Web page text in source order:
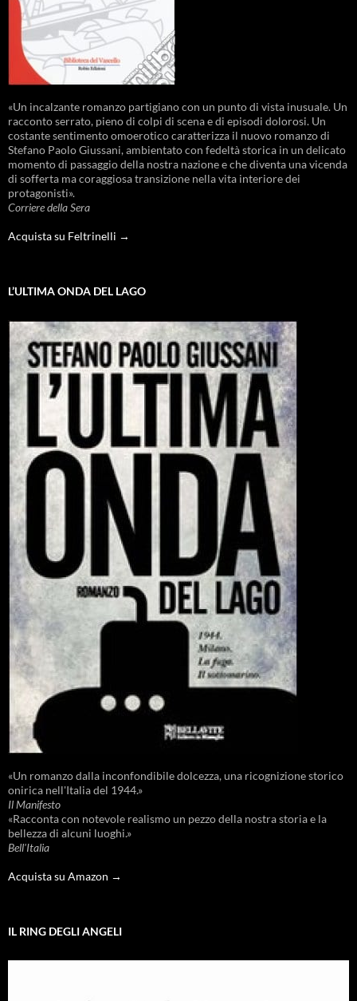
«Un incalzante romanzo partigiano con un punto di vista inusuale. Un
racconto serrato, pieno di colpi di scena e di episodi dolorosi. Un
costante sentimento omoerotico caratterizza il nuovo romanzo di
Stefano Paolo Giussani, ambientato con fedeltà storica in un delicato
momento di passaggio della nostra nazione e che diventa una vicenda
di sofferta ma coraggiosa transizione nella vita interiore dei
protagonisti».
Corriere della Sera
Acquista su Feltrinelli →
L’ULTIMA ONDA DEL LAGO
«Un romanzo dalla inconfondibile dolcezza, una ricognizione storico
onirica nell'Italia del 1944.»
Il Manifesto
«Racconta con notevole realismo un pezzo della nostra storia e la
bellezza di alcuni luoghi.»
Bell'Italia
Acquista su Amazon →
IL RING DEGLI ANGELI